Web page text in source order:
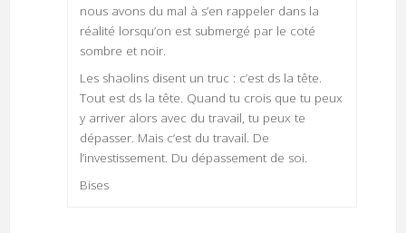
nous avons du mal à s’en rappeler dans la
réalité lorsqu’on est submergé par le coté
sombre et noir.
Les shaolins disent un truc : c’est ds la tête.
Tout est ds la tête. Quand tu crois que tu peux
y arriver alors avec du travail, tu peux te
dépasser. Mais c’est du travail. De
l’investissement. Du dépassement de soi.
Bises